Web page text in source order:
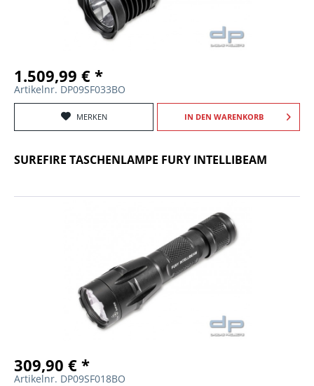
1.509,99 € *
Artikelnr. DP09SF033BO
MERKEN IN DEN WARENKORB
SUREFIRE TASCHENLAMPE FURY INTELLIBEAM
309,90 € *
Artikelnr. DP09SF018BO